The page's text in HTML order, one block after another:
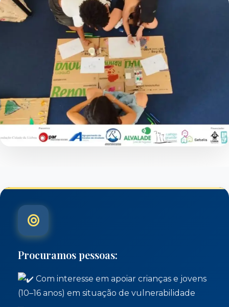
Procuramos pessoas:
Com interesse em apoiar crianças e jovens
(10–16 anos) em situação de vulnerabilidade